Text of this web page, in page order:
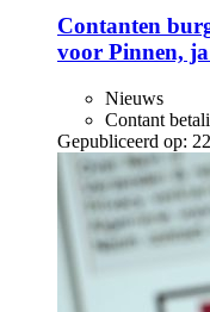
Contanten
voor Pinnen,
Nieuws
Contant
Gepubliceerd op: